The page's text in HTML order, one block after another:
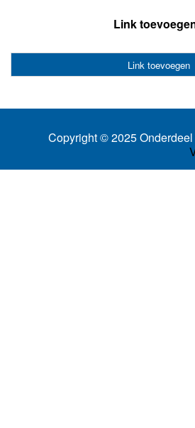
Link
Link toevoegen
Copyright © 2025 Onderdeel